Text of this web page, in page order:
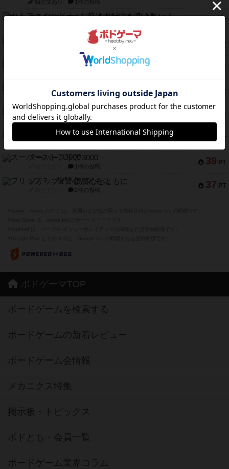
紹介文あり 1件の投稿
53 PT
セミファイナル ～お前はまだ生きている～
PT
ふたつの街の物語
PT
クランク! ：冒険者たち（拡張）
PT
紹介文なし 1件の投稿
PT
スターマイン・ラミー ポケット
紹介文あり 2件の投稿
39 PT
紹介文あり 1件の投稿
39 PT
スーパーストア3000
1件の投稿
37 PT
フリップ７：復讐心とともに
2件の投稿
ボドゲーマTOP
ボードゲームを検索する
ボードゲームの新着レビュー
ボードゲーム会情報
メカニクス特集
掲示板・トピックス
ボドとも・会員一覧
ボードゲーム業界コラム